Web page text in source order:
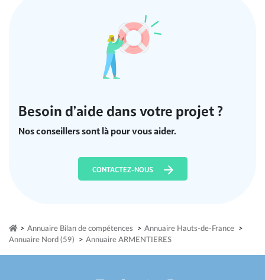
Besoin d’aide dans votre projet ?
Nos conseillers sont là pour vous aider.
CONTACTEZ-NOUS
> Annuaire Bilan de compétences > Annuaire Hauts-de-France
>
Annuaire Nord (59)
> Annuaire ARMENTIERES